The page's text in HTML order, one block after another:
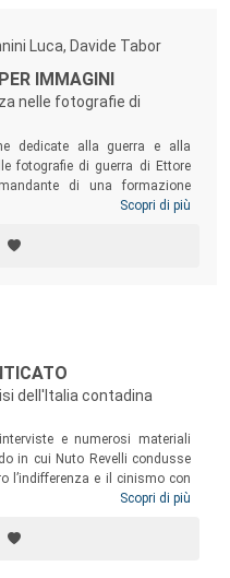
Luca, Davide Tabor
IMMAGINI
nelle fotografie di
dedicate alla guerra e alla
fotografie di guerra di Ettore
di una formazione
costituisce una fonte
le riprese eseguite da lui
sono in grado di testimoniare
Scopri di più
dell'Italia contadina
e numerosi materiali
in cui Nuto Revelli condusse
l’indifferenza e il cinismo con
incapace di tenere il passo
un monito a non sacrificare
sviluppo economico, foriero
Scopri di più